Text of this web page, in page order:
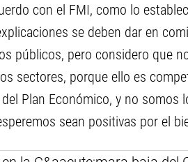
con el FMI, como lo
se deben dar en
públicos, pero considero que
sectores, porque ello es
Plan Económico, y no somos
sean positivas por el